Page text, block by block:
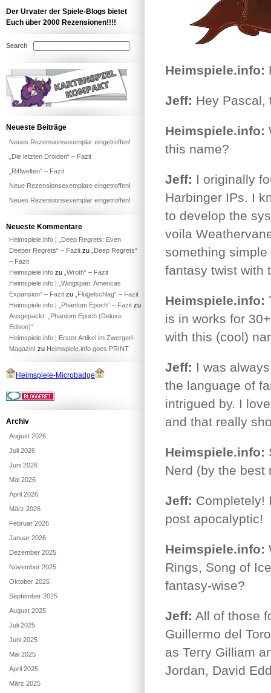
Heimspiele.info:
Jeff: Hey Pascal,
Heimspiele.info:
this name?
Jeff: I originally
Harbinger IPs. I
to develop the
voila
something
fantasy twist with
Heimspiele.info:
is in works for
with this (cool)
Jeff: I was
the language of
intrigued by. I
and that really
Heimspiele.info:
Nerd (by the best
Jeff: Completely!
post apocalyptic!
Heimspiele.info:
Rings, Song of
fantasy-wise?
Jeff: All of those
Guillermo del
as Terry Gilliam
Jordan, David
Der Urvater der Spiele-Blogs bietet
Euch über 2000 Rezensionen!!!!
Search
Neueste Beiträge
Neues Rezensionsexemplar eingetroffen!
„Die letzten Droiden“ – Fazit
„Riffwelten“ – Fazit
Neue Rezensionsexemplare eingetroffen!
Neues Rezensionsexemplar eingetroffen!
Neueste Kommentare
Heimspiele.info | „Deep Regrets: Even
Deeper Regrets“ – Fazit zu
„Deep Regrets“
– Fazit
Heimspiele.info zu „Wroth“ – Fazit
Heimspiele.info | „Wingspan: Americas
Expansion“ – Fazit zu
„Flügelschlag“ – Fazit
Heimspiele.info | „Phantom Epoch“ – Fazit zu
Ausgepackt: „Phantom Epoch (Deluxe
Edition)“
Heimspiele.info | Erster Artikel im Zwergerl-
Magazin! zu Heimspiele.info goes PRINT
Heimspiele-Microbadge
Archiv
August 2026
Juli 2026
Juni 2026
Mai 2026
April 2026
März 2026
Februar 2026
Januar 2026
Dezember 2025
November 2025
Oktober 2025
September 2025
August 2025
Juli 2025
Juni 2025
Mai 2025
April 2025
März 2025